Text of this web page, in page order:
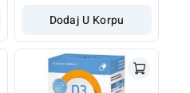
Dodaj U Korpu